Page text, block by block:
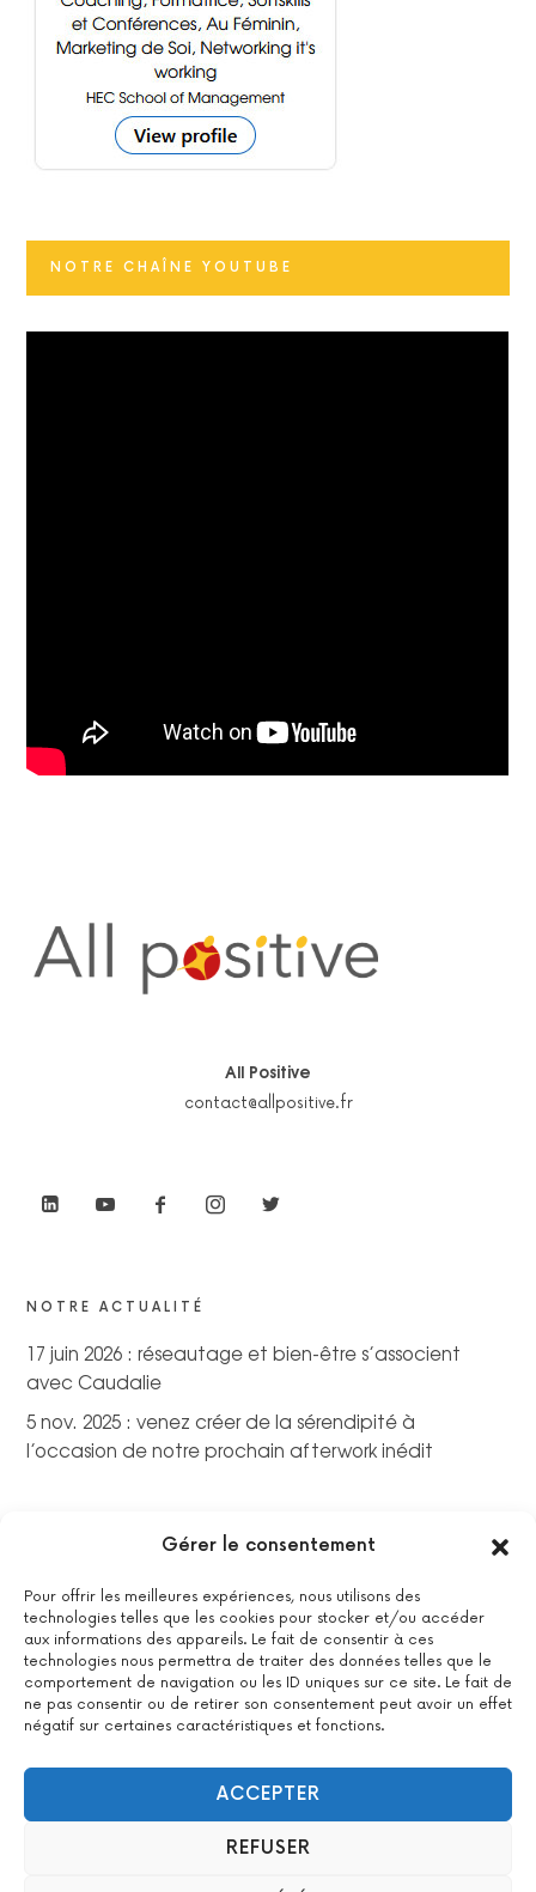
Gérer le consentement
Pour offrir les meilleures expériences, nous utilisons des
technologies telles que les cookies pour stocker et/ou accéder
aux informations des appareils. Le fait de consentir à ces
technologies nous permettra de traiter des données telles que le
comportement de navigation ou les ID uniques sur ce site. Le fait de
ne pas consentir ou de retirer son consentement peut avoir un effet
négatif sur certaines caractéristiques et fonctions.
ACCEPTER
REFUSER
NOTRE CHAÎNE YOUTUBE
All Positive
contact@allpositive.fr
NOTRE ACTUALITÉ
17 juin 2026 : réseautage et bien-être s’associent
avec Caudalie
5 nov. 2025 : venez créer de la sérendipité à
l’occasion de notre prochain afterwork inédit
La certification qualité a été délivrée au titre de la catégorie
suivante : actions de formations.Voir le certificat